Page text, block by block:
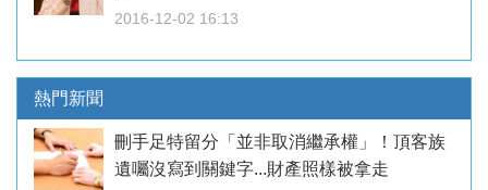
2016-12-02 16:13
熱門新聞
刪手足特留分「並非取消繼承權」！頂客族
遺囑沒寫到關鍵字...財產照樣被拿走